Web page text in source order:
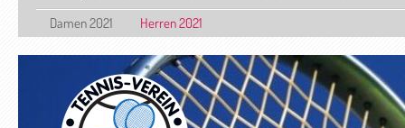
Damen 2021 Herren 2021